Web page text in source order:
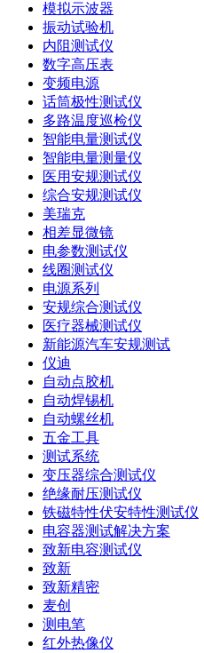
模拟示波器
振动试验机
内阻测试仪
数字高压表
变频电源
话筒极性测试仪
多路温度巡检仪
智能电量测试仪
智能电量测量仪
医用安规测试仪
综合安规测试仪
美瑞克
相差显微镜
电参数测试仪
线圈测试仪
电源系列
安规综合测试仪
医疗器械测试仪
新能源汽车安规测试
仪迪
自动点胶机
自动焊锡机
自动螺丝机
五金工具
测试系统
变压器综合测试仪
绝缘耐压测试仪
铁磁特性伏安特性测试仪
电容器测试解决方案
致新电容测试仪
致新
致新精密
麦创
测电笔
红外热像仪